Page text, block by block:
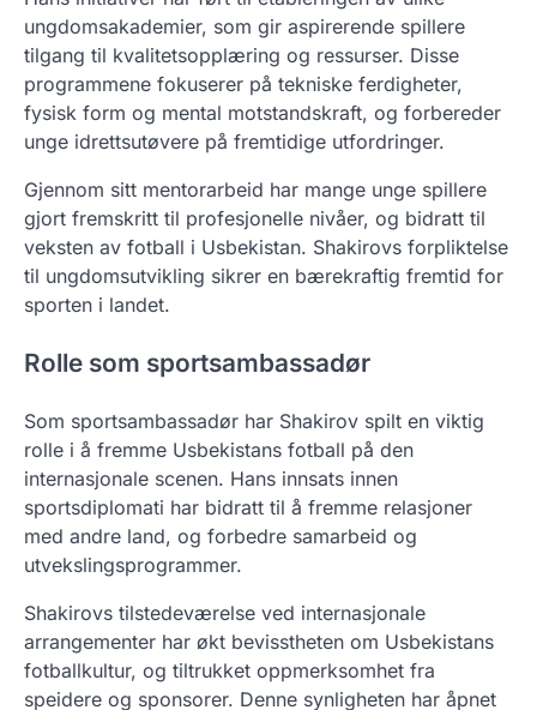
ungdomsakademier, som gir aspirerende spillere
tilgang til kvalitetsopplæring og ressurser. Disse
programmene fokuserer på tekniske ferdigheter,
fysisk form og mental motstandskraft, og forbereder
unge idrettsutøvere på fremtidige utfordringer.
Gjennom sitt mentorarbeid har mange unge spillere
gjort fremskritt til profesjonelle nivåer, og bidratt til
veksten av fotball i Usbekistan. Shakirovs forpliktelse
til ungdomsutvikling sikrer en bærekraftig fremtid for
sporten i landet.
Rolle som sportsambassadør
Som sportsambassadør har Shakirov spilt en viktig
rolle i å fremme Usbekistans fotball på den
internasjonale scenen. Hans innsats innen
sportsdiplomati har bidratt til å fremme relasjoner
med andre land, og forbedre samarbeid og
utvekslingsprogrammer.
Shakirovs tilstedeværelse ved internasjonale
arrangementer har økt bevisstheten om Usbekistans
fotballkultur, og tiltrukket oppmerksomhet fra
speidere og sponsorer. Denne synligheten har åpnet